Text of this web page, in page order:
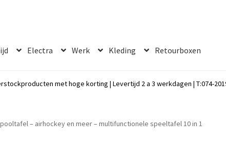
Electra Werk Kleding Retourboxen
met hoge korting | Levertijd 2 a 3 werkdagen | T:074-
– airhockey en meer – multifunctionele speeltafel 10 in 1